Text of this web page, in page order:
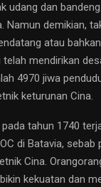
udang dan
Namun demikian,
atau
mendirikan
4970 jiwa
keturunan Cina.
tahun 1740
di Batavia, sebab
Cina.
kekuatan dan